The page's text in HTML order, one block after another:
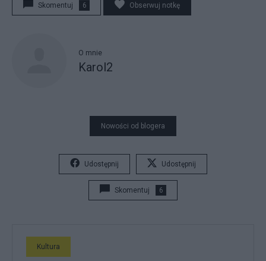
Skomentuj 6 Obserwuj notkę
O mnie
Karol2
Nowości od blogera
Udostępnij Udostępnij
Skomentuj 6
Kultura